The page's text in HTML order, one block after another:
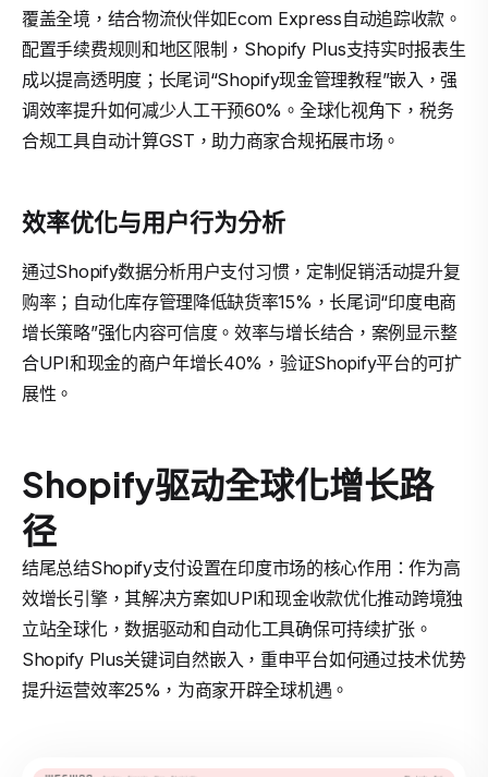
覆盖全境，结合物流伙伴如Ecom Express自动追踪收款。
配置手续费规则和地区限制，Shopify Plus支持实时报表生
成以提高透明度；长尾词“Shopify现金管理教程”嵌入，强
调效率提升如何减少人工干预60%。全球化视角下，税务
合规工具自动计算GST，助力商家合规拓展市场。
效率优化与用户行为分析
通过Shopify数据分析用户支付习惯，定制促销活动提升复
购率；自动化库存管理降低缺货率15%，长尾词“印度电商
增长策略”强化内容可信度。效率与增长结合，案例显示整
合UPI和现金的商户年增长40%，验证Shopify平台的可扩
展性。
Shopify驱动全球化增长路
径
结尾总结Shopify支付设置在印度市场的核心作用：作为高
效增长引擎，其解决方案如UPI和现金收款优化推动跨境独
立站全球化，数据驱动和自动化工具确保可持续扩张。
Shopify Plus关键词自然嵌入，重申平台如何通过技术优势
提升运营效率25%，为商家开辟全球机遇。